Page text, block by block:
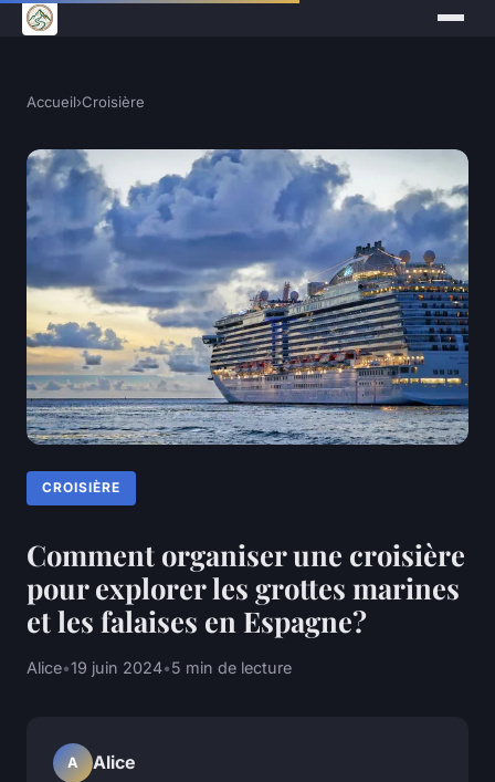
Accueil›Croisière
CROISIÈRE
Comment organiser une croisière
pour explorer les grottes marines
et les falaises en Espagne?
Alice•19 juin 2024•5 min de lecture
A Alice